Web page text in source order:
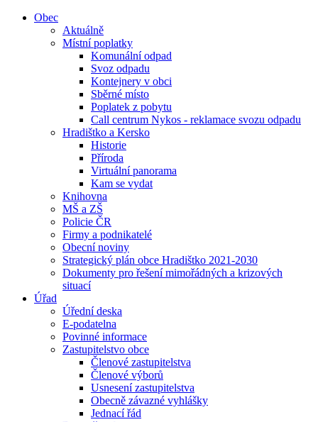
Obec
Aktuálně
Místní poplatky
Komunální odpad
Svoz odpadu
Kontejnery v obci
Sběrné místo
Poplatek z pobytu
Call centrum Nykos - reklamace svozu odpadu
Hradištko a Kersko
Historie
Příroda
Virtuální panorama
Kam se vydat
Knihovna
MŠ a ZŠ
Policie ČR
Firmy a podnikatelé
Obecní noviny
Strategický plán obce Hradištko 2021-2030
Dokumenty pro řešení mimořádných a krizových
situací
Úřad
Úřední deska
E-podatelna
Povinné informace
Zastupitelstvo obce
Členové zastupitelstva
Členové výborů
Usnesení zastupitelstva
Obecně závazné vyhlášky
Jednací řád